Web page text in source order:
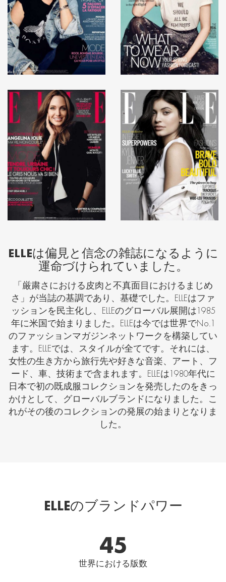
ELLEは偏見と信念の雑誌になるように
運命づけられていました。
「厳粛さにおける皮肉と不真面目におけるまじめ
さ」が当誌の基調であり、基礎でした。ELLEはファ
ッションを民主化し、ELLEのグローバル展開は1985
年に米国で始まりました。ELLEは今では世界でNo.1
のファッションマガジンネットワークを構築してい
ます。ELLEでは、スタイルが全てです。それには、
女性の生き方から旅行先や好きな音楽、アート、フ
ード、車、技術まで含まれます。ELLEは1980年代に
日本で初の既成服コレクションを発売したのをきっ
かけとして、グローバルブランドになりました。こ
れがその後のコレクションの発展の始まりとなりま
した。
ELLEのブランドパワー
45
世界における版数